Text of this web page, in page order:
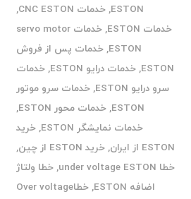
ESTON
,خدمات CNC ESTON
,
خدمات ESTON
,
خدمات servo motor
ESTON
,خدمات پس از فروش
ESTON
,خدمات درایو ESTON ,خدمات
سرو درایو ESTON
,خدمات سرو موتور
ESTON
,خدمات محور ESTON
,
خدمات نمایشگر ESTON
,خرید
ESTON از ایران
,خرید ESTON از چین
,
خطا under voltage ESTON
,خطا ولتاژ
اضافه ESTON
,
خطاOver voltage